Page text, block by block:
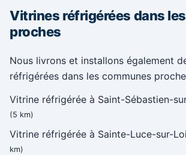
Vitrines réfrigérées dans
proches
Nous livrons et installons également
réfrigérées dans les communes
Vitrine réfrigérée à Saint-Sébastien-
(5 km)
Vitrine réfrigérée à Sainte-Luce-sur-
km)